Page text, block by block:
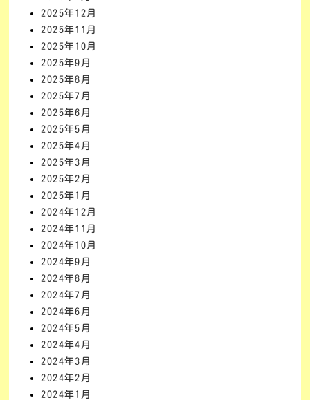
2025年12月
2025年11月
2025年10月
2025年9月
2025年8月
2025年7月
2025年6月
2025年5月
2025年4月
2025年3月
2025年2月
2025年1月
2024年12月
2024年11月
2024年10月
2024年9月
2024年8月
2024年7月
2024年6月
2024年5月
2024年4月
2024年3月
2024年2月
2024年1月